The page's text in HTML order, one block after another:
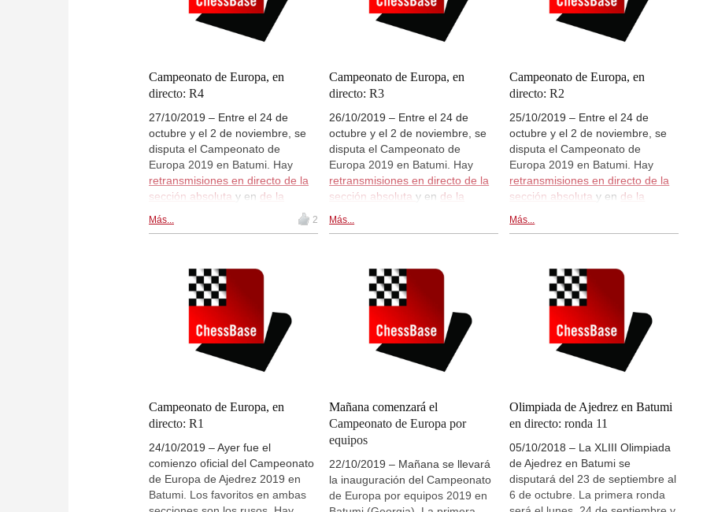
ronda. | Foto: Campeonato de
Europa por equipos 2019 en
Campeonato de Europa, en
directo: R4
27/10/2019 – Entre el 24 de
octubre y el 2 de noviembre, se
disputa el Campeonato de
Europa 2019 en Batumi. Hay
retransmisiones en directo de la
sección absoluta y en de la
live.chessbase.com a partir de las
Más... 2
Campeonato de Europa, en
directo: R3
26/10/2019 – Entre el 24 de
octubre y el 2 de noviembre, se
disputa el Campeonato de
Europa 2019 en Batumi. Hay
retransmisiones en directo de la
sección absolutay en de la
live.chessbase.com a partir de las
Más...
Campeonato de Europa, en
directo: R2
25/10/2019 – Entre el 24 de
octubre y el 2 de noviembre, se
disputa el Campeonato de
Europa 2019 en Batumi. Hay
retransmisiones en directo de la
sección absolutay en de la
live.chessbase.com a partir de las
Más...
Campeonato de Europa, en
directo: R1
24/10/2019 – Ayer fue el
comienzo oficial del Campeonato
de Europa de Ajedrez 2019 en
Batumi. Los favoritos en ambas
Mañana comenzará el
Campeonato de Europa por
equipos
22/10/2019 – Mañana se llevará
la inauguración del Campeonato
de Europa por equipos 2019 en
Olimpiada de Ajedrez en Batumi
en directo: ronda 11
05/10/2018 – La XLIII Olimpiada
de Ajedrez en Batumi se
disputará del 23 de septiembre al
6 de octubre. La primera ronda